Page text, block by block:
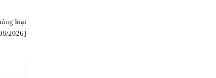
loại
2026]